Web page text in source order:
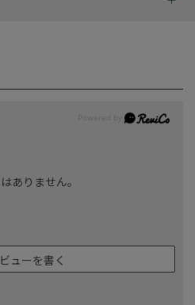
ありません。
ューを書く